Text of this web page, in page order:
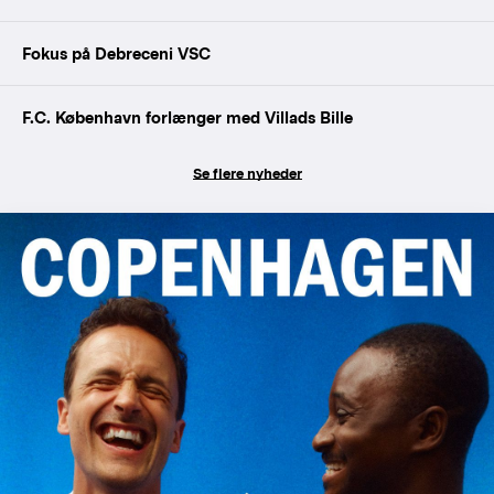
Fokus på Debreceni VSC
F.C. København forlænger med Villads Bille
Se flere nyheder